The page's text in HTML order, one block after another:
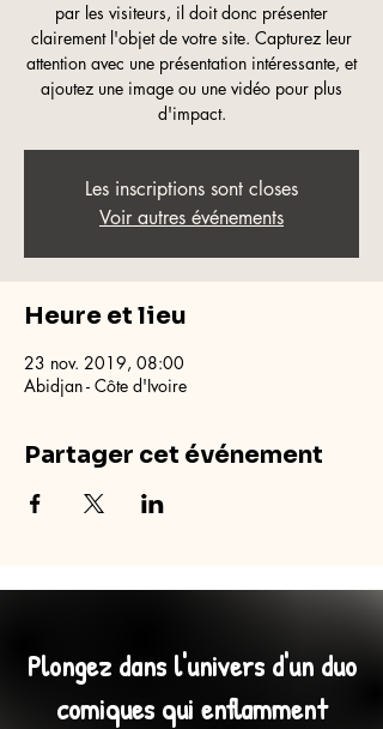
par les visiteurs, il doit donc présenter
clairement l'objet de votre site. Capturez leur
attention avec une présentation intéressante, et
ajoutez une image ou une vidéo pour plus
d'impact.
Les inscriptions sont closes
Voir autres événements
Heure et lieu
23 nov. 2019, 08:00
Abidjan - Côte d'Ivoire
Partager cet événement
Plongez dans l'univers d'un duo
comiques qui enflamment